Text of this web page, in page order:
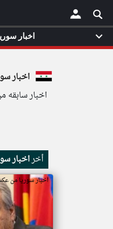
×
اخبار
اخبار سابقه من
أخراخبار
اخبار سوريا من
اخبار